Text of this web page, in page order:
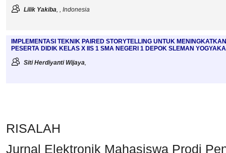
Lilik Yakiba, , Indonesia
IMPLEMENTASI TEKNIK PAIRED STORYTELLING UNTUK
PESERTA DIDIK KELAS X IIS 1 SMA NEGERI 1 DEPOK SLEMAN
Siti Herdiyanti Wijaya,
RISALAH
Jurnal Elektronik Mahasiswa Prodi